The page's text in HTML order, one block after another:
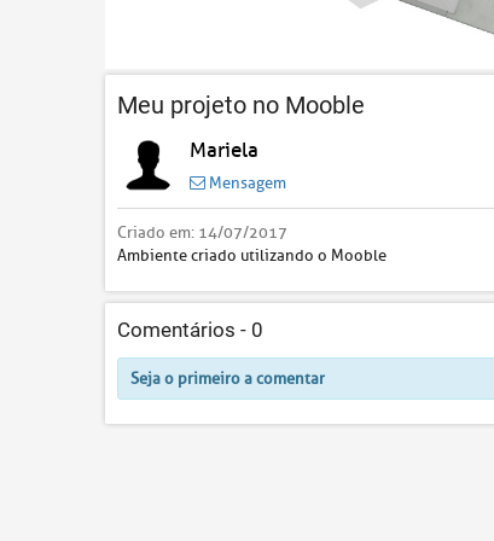
Meu projeto no Mooble
Mariela
Mensagem
Criado em: 14/07/2017
Ambiente criado utilizando o Mooble
Comentários - 0
Seja o primeiro a comentar